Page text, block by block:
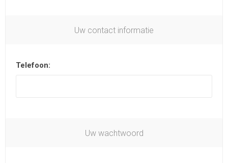
Uw contact informatie
Telefoon:
Uw wachtwoord